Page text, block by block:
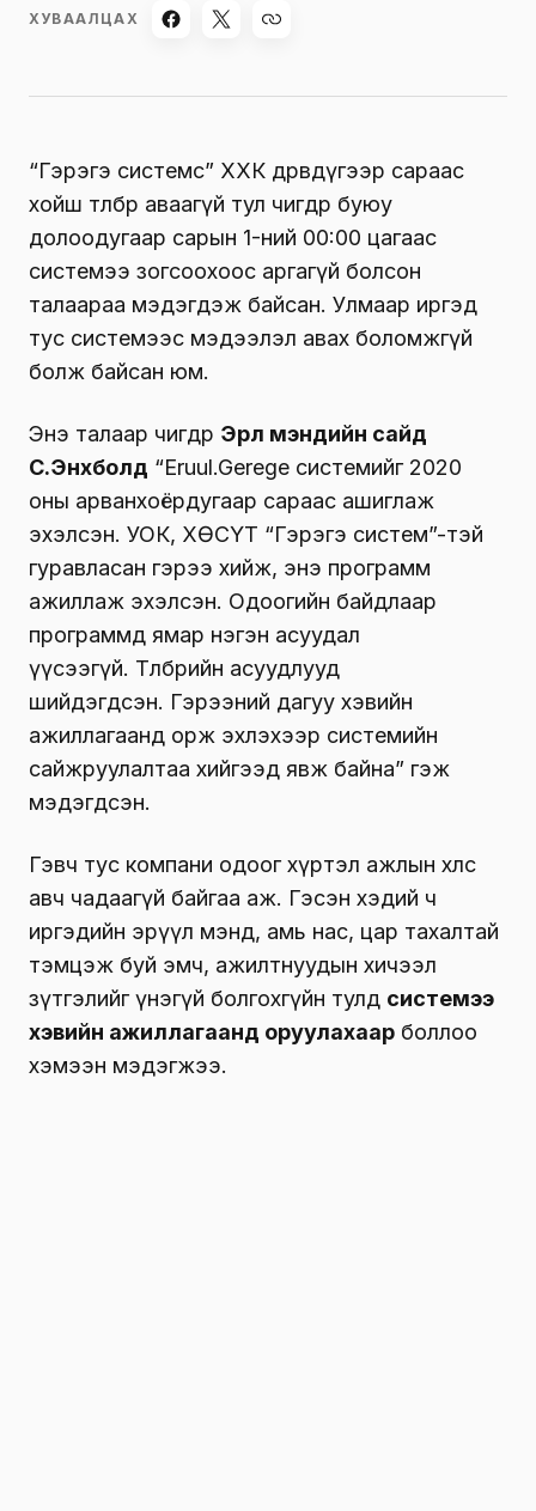
ХУВААЛЦАХ
“Гэрэгэ системс” ХХК дөрөвдүгээр сараас
хойш төлбөрөө аваагүй тул өчигдөр буюу
долоодугаар сарын 1-ний 00:00 цагаас
системээ зогсоохоос аргагүй болсон
талаараа мэдэгдэж байсан. Улмаар иргэд
тус системээс мэдээлэл авах боломжгүй
болж байсан юм.
Энэ талаар өчигдөр Эрүүл мэндийн сайд
С.Энхболд “Eruul.Gerege системийг 2020
оны арванхоёрдугаар сараас ашиглаж
эхэлсэн. УОК, ХӨСҮТ “Гэрэгэ систем”-тэй
гуравласан гэрээ хийж, энэ программ
ажиллаж эхэлсэн. Одоогийн байдлаар
программд ямар нэгэн асуудал
үүсээгүй. Төлбөрийн асуудлууд
шийдэгдсэн. Гэрээний дагуу хэвийн
ажиллагаанд орж эхлэхээр системийн
сайжруулалтаа хийгээд явж байна” гэж
мэдэгдсэн.
Гэвч тус компани одоог хүртэл ажлын хөлсөө
авч чадаагүй байгаа аж. Гэсэн хэдий ч
иргэдийн эрүүл мэнд, амь нас, цар тахалтай
тэмцэж буй эмч, ажилтнуудын хичээл
зүтгэлийг үнэгүй болгохгүйн тулд системээ
хэвийн ажиллагаанд оруулахаар боллоо
хэмээн мэдэгжээ.